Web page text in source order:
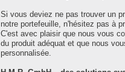
Si vous deviez ne pas trouver un
notre portefeuille, n'hésitez pas à
C'est avec plaisir que nous vous
du produit adéquat et que nous
personnalisée.